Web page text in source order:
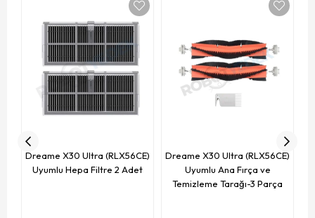
Dreame X30 Ultra (RLX56CE)
Uyumlu Hepa Filtre 2 Adet
Dreame X30 Ultra (RLX56CE)
Uyumlu Ana Fırça ve
Temizleme Tarağı-3 Parça